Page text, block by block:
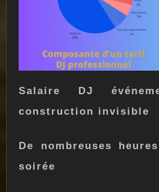
Salaire DJ
construction invisible
De nombreuses
soirée